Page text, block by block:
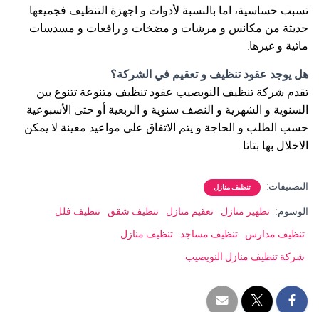
تسبب حساسية، اما بالنسبة لأدوات و اجهزة التنظيف فجميعها
حديثة من مكانس و مرشات و مضخات و رافعات و مسدسات
مائية و غيرها.
هل يوجد عقود تنظيف و تعقيم في الشركة؟
تقدم شركة تنظيف النويصيب عقود تنظيف متنوعة تتنوع بين
السنوية و الشهرية و النصف سنوية و الربعية أو حتى الأسبوعية
حسب الطلب و الحاجة و يتم الاتفاق على مواعيد معينة لا يمكن
الاخلال بها بتاتا.
التصنيفات: تنظيف منازل
الوسوم: تطهير منازل تعقيم منازل تنظيف شقق
تنظيف فلل
تنظيف مدارس
تنظيف مساجد
تنظيف منازل
شركة تنظيف منازل النويصيب